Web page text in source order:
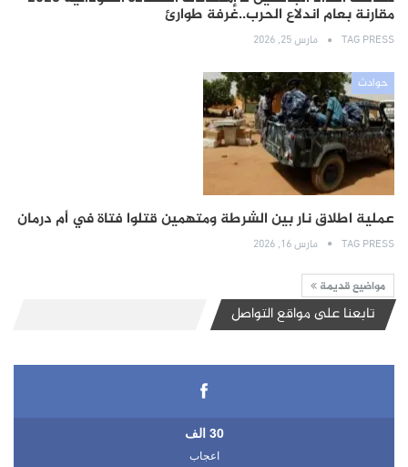
مقارنة بعام اندلاع الحرب..غرفة طوارئ
TAG PRESS مارس 25, 2026
حوادث
عملية اطلاق نار بين الشرطة ومتهمين قتلوا فتاة في أم درمان
TAG PRESS مارس 16, 2026
مواضيع قديمة
تابعنا على مواقع التواصل
30 الف
اعجاب